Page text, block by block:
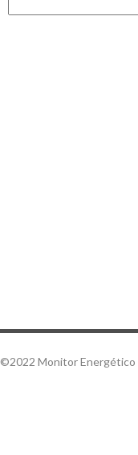
©2022 Monitor Energético